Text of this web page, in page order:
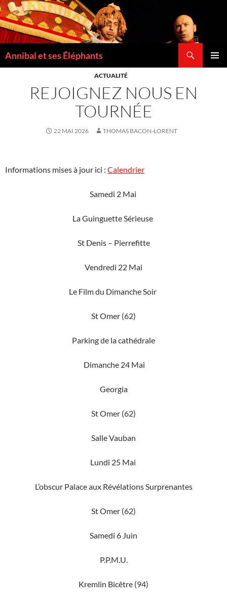
Annibal et ses Éléphants
ACTUALITÉ
REJOIGNEZ NOUS EN
TOURNÉE
22 MAI 2026 THOMAS BACON-LORENT
Informations mises à jour ici : Calendrier
Samedi 2 Mai
La Guinguette Sérieuse
St Denis – Pierrefitte
Vendredi 22 Mai
Le Film du Dimanche Soir
St Omer (62)
Parking de la cathédrale
Dimanche 24 Mai
Georgia
St Omer (62)
Salle Vauban
Lundi 25 Mai
L’obscur Palace aux Révélations Surprenantes
St Omer (62)
Samedi 6 Juin
P.P.M.U.
Kremlin Bicêtre (94)